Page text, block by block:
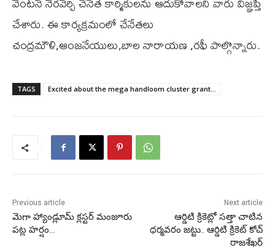
చేశారు. ఈ కార్యక్రమంలో చేనేతలు
చంద్రమౌళి,ఆంజనేయులు,బాల నారాయణ ,రఫీ పాల్గొన్నారు.
TAGS Excited about the mega handloom cluster grant...
Previous article
మెగా హ్యాండ్లూమ్ క్లస్టర్ మంజూరు
పట్ల హర్షం…
Next article
ఆర్డిటి క్రికెట్లో సత్తా చాటిన
ధర్మవరం జట్టు.. ఆర్డిటి క్రికెట్ కోచ్
రాజశేఖర్